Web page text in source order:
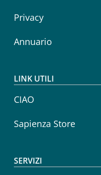
Privacy
Annuario
LINK UTILI
CIAO
Sapienza Store
SERVIZI